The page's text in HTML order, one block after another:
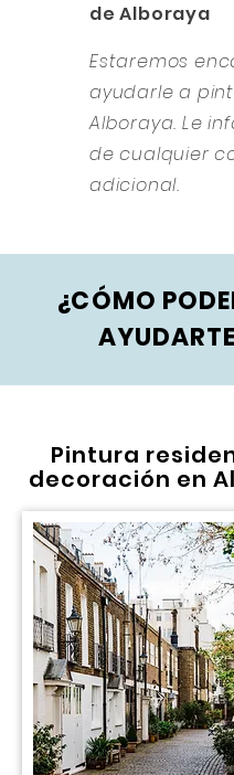
de Alboraya
Estaremos
ayudarle a
Alboraya. Le
de cualquier
adicional.
¿CÓMO
Pintura
decoración en